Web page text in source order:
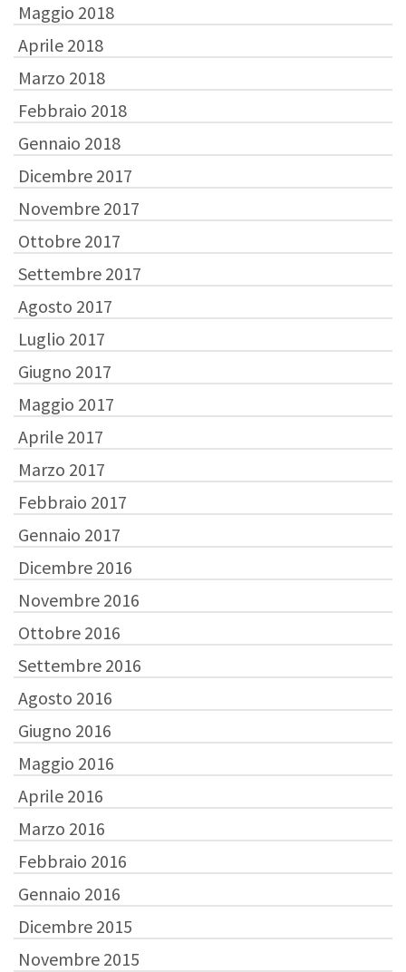
Maggio 2018
Aprile 2018
Marzo 2018
Febbraio 2018
Gennaio 2018
Dicembre 2017
Novembre 2017
Ottobre 2017
Settembre 2017
Agosto 2017
Luglio 2017
Giugno 2017
Maggio 2017
Aprile 2017
Marzo 2017
Febbraio 2017
Gennaio 2017
Dicembre 2016
Novembre 2016
Ottobre 2016
Settembre 2016
Agosto 2016
Giugno 2016
Maggio 2016
Aprile 2016
Marzo 2016
Febbraio 2016
Gennaio 2016
Dicembre 2015
Novembre 2015